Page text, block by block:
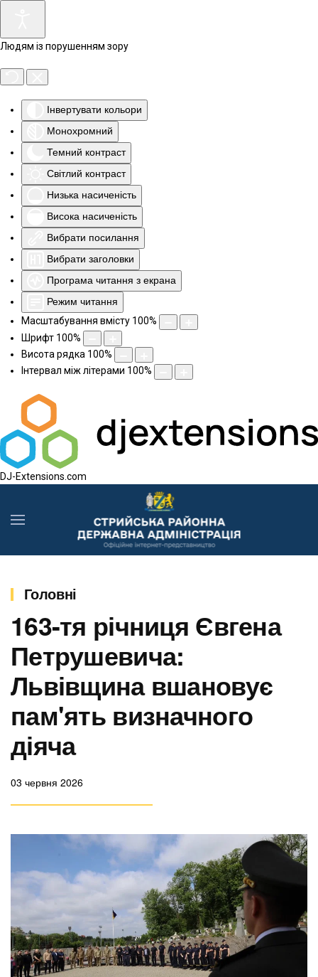
Людям із порушенням зору
Інвертувати кольори
Монохромний
Темний контраст
Світлий контраст
Низька насиченість
Висока насиченість
Вибрати посилання
Вибрати заголовки
Програма читання з екрана
Режим читання
Масштабування вмісту 100%
Шрифт 100%
Висота рядка 100%
Інтервал між літерами 100%
DJ-Extensions.com
Головні
163-тя річниця Євгена
Петрушевича:
Львівщина вшановує
пам'ять визначного
діяча
03 червня 2026